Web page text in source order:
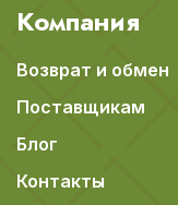
Компания
Возврат и обмен
Поставщикам
Блог
Контакты